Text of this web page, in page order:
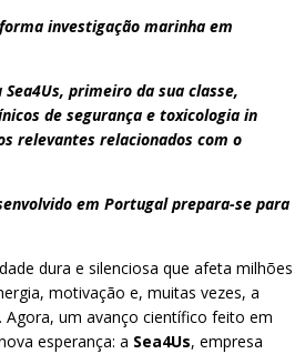
investigação marinha em
primeiro da sua classe,
de segurança e toxicologia in
relevantes relacionados com o
em Portugal prepara-se para
dura e silenciosa que afeta milhões
motivação e, muitas vezes, a
Agora, um avanço científico feito em
esperança: a Sea4Us, empresa